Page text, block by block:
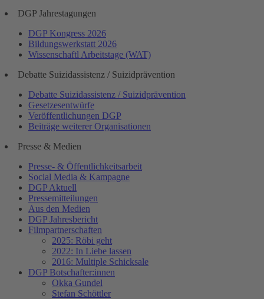
DGP Jahrestagungen
DGP Kongress 2026
Bildungswerkstatt 2026
Wissenschaftl Arbeitstage (WAT)
Debatte Suizidassistenz / Suizidprävention
Debatte Suizidassistenz / Suizidprävention
Gesetzesentwürfe
Veröffentlichungen DGP
Beiträge weiterer Organisationen
Presse & Medien
Presse- & Öffentlichkeitsarbeit
Social Media & Kampagne
DGP Aktuell
Pressemitteilungen
Aus den Medien
DGP Jahresbericht
Filmpartnerschaften
2025: Röbi geht
2022: In Liebe lassen
2016: Multiple Schicksale
DGP Botschafter:innen
Okka Gundel
Stefan Schöttler